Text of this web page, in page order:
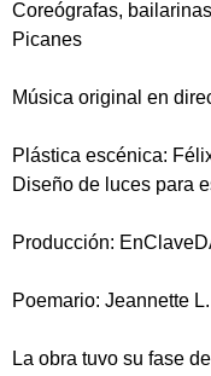
Coreógrafas,
Picanes
Música original en
Plástica escénica:
Diseño de luces para
Producción:
Poemario: Jeannette
La obra tuvo su fase